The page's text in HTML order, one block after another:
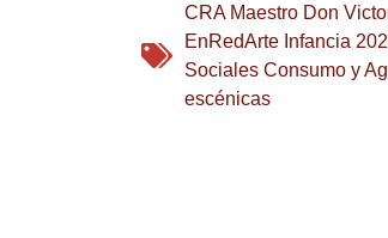
CRA Maestro Don
EnRedArte Infancia
Sociales Consumo y
escénicas